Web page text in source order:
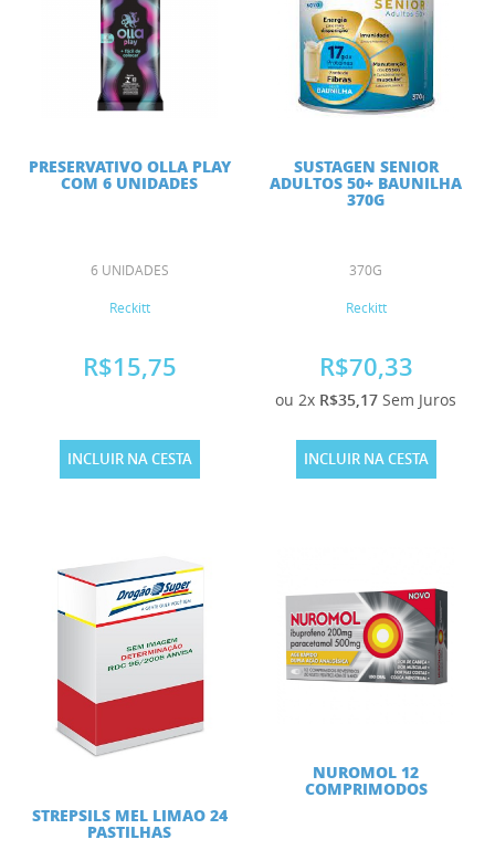
PRESERVATIVO OLLA PLAY
COM 6 UNIDADES
6 UNIDADES
Reckitt
R$15,75
INCLUIR NA CESTA
SUSTAGEN SENIOR
ADULTOS 50+ BAUNILHA
370G
370G
Reckitt
R$70,33
ou 2x R$35,17 Sem Juros
INCLUIR NA CESTA
STREPSILS MEL LIMAO 24
PASTILHAS
NUROMOL 12
COMPRIMODOS